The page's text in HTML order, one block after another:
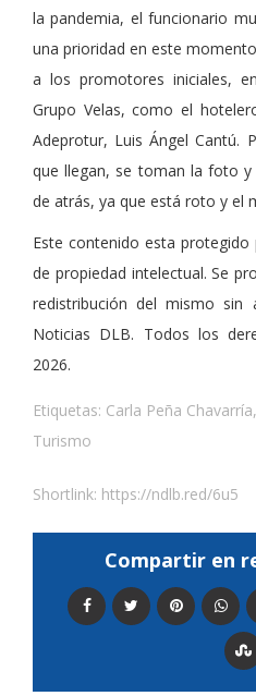
la pandemia, el funcionario
una prioridad en este
a los promotores iniciales,
Grupo Velas, como el
Adeprotur, Luis Ángel Cantú.
que llegan, se toman la foto
de atrás, ya que está roto y el
Este contenido esta
de propiedad intelectual. Se
redistribución del mismo sin
Noticias DLB. Todos los
2026.
Etiquetas: Carla Peña Chavarría,
Turismo
Shortlink: https://ndlb.red/6u5
Compartir en